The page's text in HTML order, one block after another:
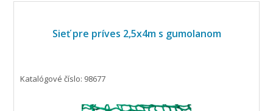
Sieť pre príves 2,5x4m s gumolanom
Katalógové číslo: 98677